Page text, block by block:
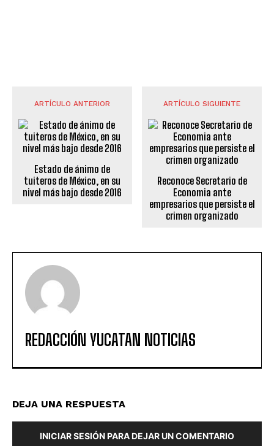
ARTÍCULO ANTERIOR
Estado de ánimo de
tuiteros de México, en su
nivel más bajo desde 2016
ARTÍCULO SIGUIENTE
Reconoce Secretario de
Economia ante
empresarios que persiste el
crimen organizado
REDACCIÓN YUCATAN NOTICIAS
DEJA UNA RESPUESTA
INICIAR SESIÓN PARA DEJAR UN COMENTARIO